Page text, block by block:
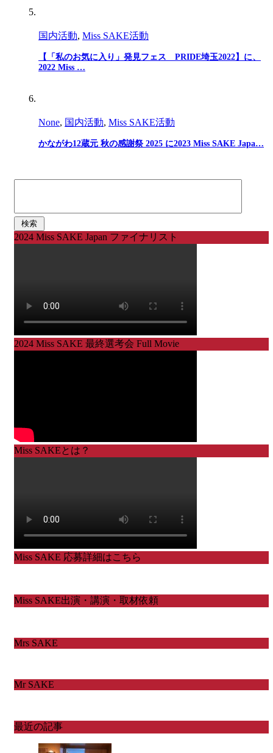
国内活動, Miss SAKE活動
【「私のお気に入り」発見フェス PRIDE埼玉2022】に、
2022 Miss …
None, 国内活動, Miss SAKE活動
かながわ12蔵元 秋の感謝祭 2025 に2023 Miss SAKE Japa…
2024 Miss SAKE Japan ファイナリスト
2024 Miss SAKE 最終選考会 Full Movie
Miss SAKEとは？
Miss SAKE 応募詳細はこちら
Miss SAKE出演・講演・取材依頼
Mrs SAKE
Mr SAKE
最近の記事